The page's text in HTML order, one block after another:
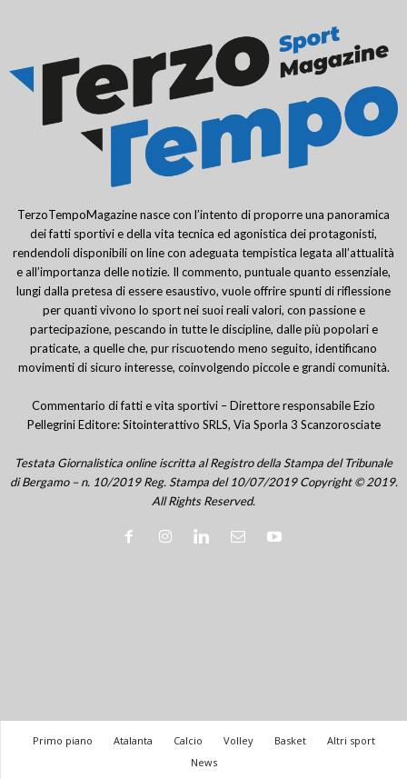
TerzoTempoMagazine nasce con l’intento di proporre una panoramica
dei fatti sportivi e della vita tecnica ed agonistica dei protagonisti,
rendendoli disponibili on line con adeguata tempistica legata all’attualità
e all’importanza delle notizie. Il commento, puntuale quanto essenziale,
lungi dalla pretesa di essere esaustivo, vuole offrire spunti di riflessione
per quanti vivono lo sport nei suoi reali valori, con passione e
partecipazione, pescando in tutte le discipline, dalle più popolari e
praticate, a quelle che, pur riscuotendo meno seguito, identificano
movimenti di sicuro interesse, coinvolgendo piccole e grandi comunità.
Commentario di fatti e vita sportivi – Direttore responsabile Ezio
Pellegrini Editore: Sitointerattivo SRLS, Via Sporla 3 Scanzorosciate
Testata Giornalistica online iscritta al Registro della Stampa del Tribunale
di Bergamo – n. 10/2019 Reg. Stampa del 10/07/2019 Copyright © 2019.
All Rights Reserved.
Primo piano Atalanta Calcio Volley Basket
Altri sport
News